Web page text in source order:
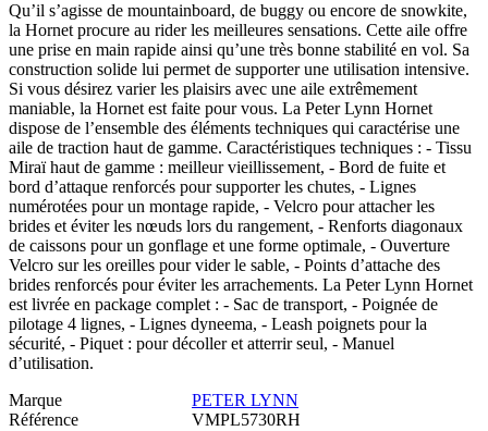
Qu’il s’agisse de mountainboard, de buggy ou encore de snowkite,
la Hornet procure au rider les meilleures sensations. Cette aile offre
une prise en main rapide ainsi qu’une très bonne stabilité en vol. Sa
construction solide lui permet de supporter une utilisation intensive.
Si vous désirez varier les plaisirs avec une aile extrêmement
maniable, la Hornet est faite pour vous. La Peter Lynn Hornet
dispose de l’ensemble des éléments techniques qui caractérise une
aile de traction haut de gamme. Caractéristiques techniques : - Tissu
Miraï haut de gamme : meilleur vieillissement, - Bord de fuite et
bord d’attaque renforcés pour supporter les chutes, - Lignes
numérotées pour un montage rapide, - Velcro pour attacher les
brides et éviter les nœuds lors du rangement, - Renforts diagonaux
de caissons pour un gonflage et une forme optimale, - Ouverture
Velcro sur les oreilles pour vider le sable, - Points d’attache des
brides renforcés pour éviter les arrachements. La Peter Lynn Hornet
est livrée en package complet : - Sac de transport, - Poignée de
pilotage 4 lignes, - Lignes dyneema, - Leash poignets pour la
sécurité, - Piquet : pour décoller et atterrir seul, - Manuel
d’utilisation.
Marque
PETER LYNN
Référence
VMPL5730RH